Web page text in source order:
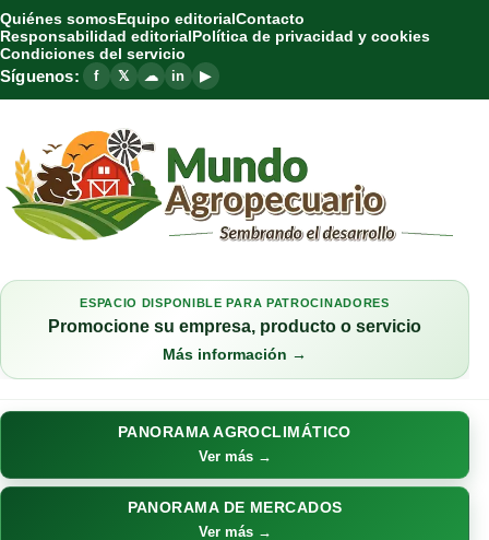
Quiénes somosEquipo editorialContacto
Responsabilidad editorialPolítica de privacidad y cookies
Condiciones del servicio
Síguenos: f 𝕏 ☁ in ▶
ESPACIO DISPONIBLE PARA PATROCINADORES
Promocione su empresa, producto o servicio
Más información →
PANORAMA AGROCLIMÁTICO
Ver más →
PANORAMA DE MERCADOS
Ver más →